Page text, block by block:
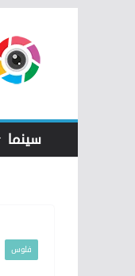
content
سينما
فلوس